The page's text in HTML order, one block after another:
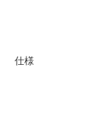
仕様